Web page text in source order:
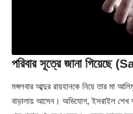
পরিবার সূত্রে জানা
মঙ্গলবার আব্দুর রায়হানকে নিয়ে তার মা
বাড়ালায় আসেন। অভিযোগ, ইসরাইল শেখ